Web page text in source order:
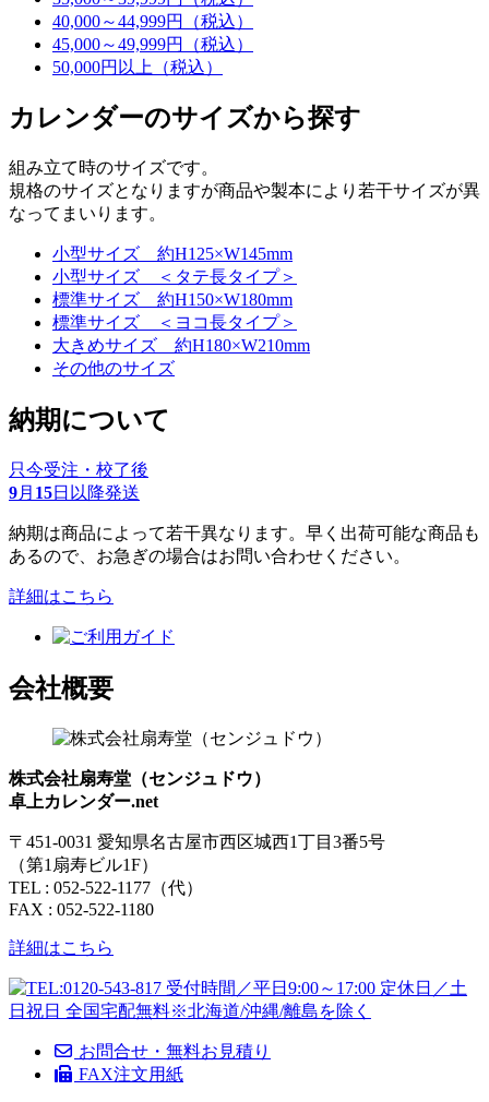
40,000～44,999円（税込）
45,000～49,999円（税込）
50,000円以上（税込）
カレンダーのサイズから探す
組み立て時のサイズです。
規格のサイズとなりますが商品や製本により若干サイズが異
なってまいります。
小型サイズ 約H125×W145mm
小型サイズ ＜タテ長タイプ＞
標準サイズ 約H150×W180mm
標準サイズ ＜ヨコ長タイプ＞
大きめサイズ 約H180×W210mm
その他のサイズ
納期について
只今受注・校了後
9月 15日以降発送
納期は商品によって若干異なります。早く出荷可能な商品も
あるので、お急ぎの場合はお問い合わせください。
詳細はこちら
会社概要
株式会社扇寿堂（センジュドウ）
卓上カレンダー.net
〒451-0031 愛知県名古屋市西区城西1丁目3番5号
（第1扇寿ビル1F）
TEL : 052-522-1177（代）
FAX : 052-522-1180
詳細はこちら
お問合せ・無料お見積り
FAX注文用紙